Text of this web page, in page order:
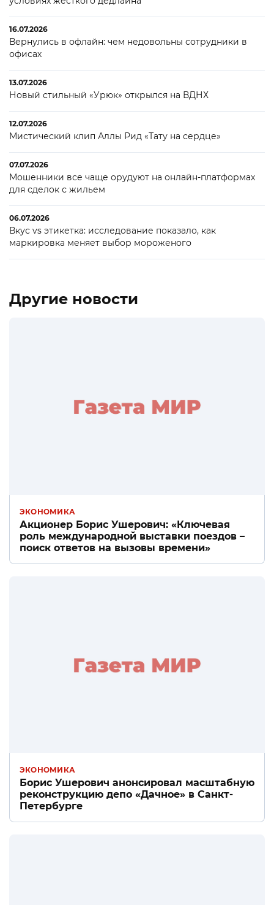
16.07.2026
Вернулись в офлайн: чем недовольны сотрудники в
офисах
13.07.2026
Новый стильный «Урюк» открылся на ВДНХ
12.07.2026
Мистический клип Аллы Рид «Тату на сердце»
07.07.2026
Мошенники все чаще орудуют на онлайн-платформах
для сделок с жильем
06.07.2026
Вкус vs этикетка: исследование показало, как
маркировка меняет выбор мороженого
Другие новости
ЭКОНОМИКА
Акционер Борис Ушерович: «Ключевая
роль международной выставки поездов –
поиск ответов на вызовы времени»
ЭКОНОМИКА
Борис Ушерович анонсировал масштабную
реконструкцию депо «Дачное» в Санкт-
Петербурге